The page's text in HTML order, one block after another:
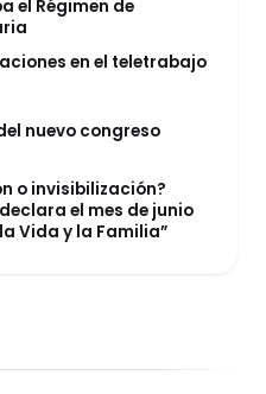
el Régimen de
en el teletrabajo
nuevo congreso
o invisibilización?
el mes de junio
Vida y la Familia”